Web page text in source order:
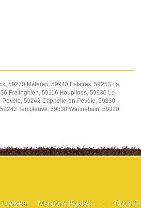
59270 Méteren, 59940 Estaires, 59253 La
Frelinghien, 59116 Houplines, 59930 La
59242 Cappelle-en-Pévèle, 59830
Templeuve, 59830 Wannehain, 59320
cookies Mentions légales Nous